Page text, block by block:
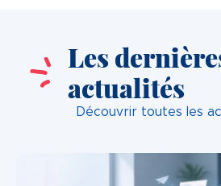
Les
actualités
Découvrir toutes les